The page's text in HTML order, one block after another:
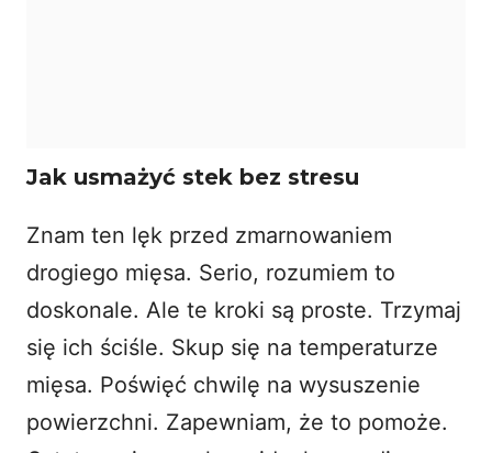
Jak usmażyć stek bez stresu
Znam ten lęk przed zmarnowaniem
drogiego mięsa. Serio, rozumiem to
doskonale. Ale te kroki są proste. Trzymaj
się ich ściśle. Skup się na temperaturze
mięsa. Poświęć chwilę na wysuszenie
powierzchni. Zapewniam, że to pomoże.